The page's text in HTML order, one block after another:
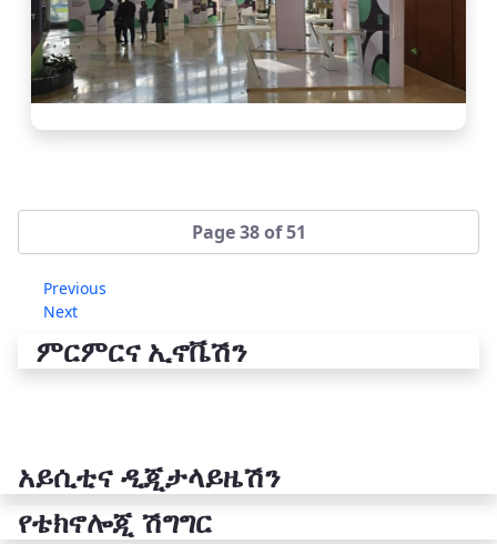
Page 38 of 51
Previous
Next
ምርምርና ኢኖቬሽን
አይሲቲና ዲጂታላይዜሽን
የቴክኖሎጂ ሽግግር